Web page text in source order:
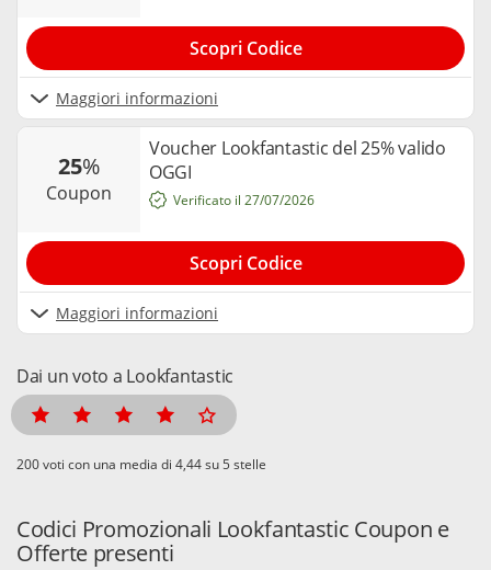
Maggiori informazioni
Scopri Codice
25%
coupon
Voucher Lookfantastic del 25% valido
OGGI
Maggiori informazioni
Verificato il 27/07/2026
Scopri Codice
Dai un voto a Lookfantastic
voti con una media di su 5 stelle
Codici Promozionali Lookfantastic Coupon e
Offerte presenti